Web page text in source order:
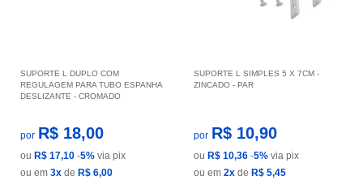
SUPORTE L DUPLO COM
REGULAGEM PARA TUBO ESPANHA
DESLIZANTE - CROMADO
por R$ 18,00
ou R$ 17,10 -5% via pix
ou em 3x de R$ 6,00
SUPORTE L SIMPLES 5 X 7CM -
ZINCADO - PAR
por R$ 10,90
ou R$ 10,36 -5% via pix
ou em 2x de R$ 5,45